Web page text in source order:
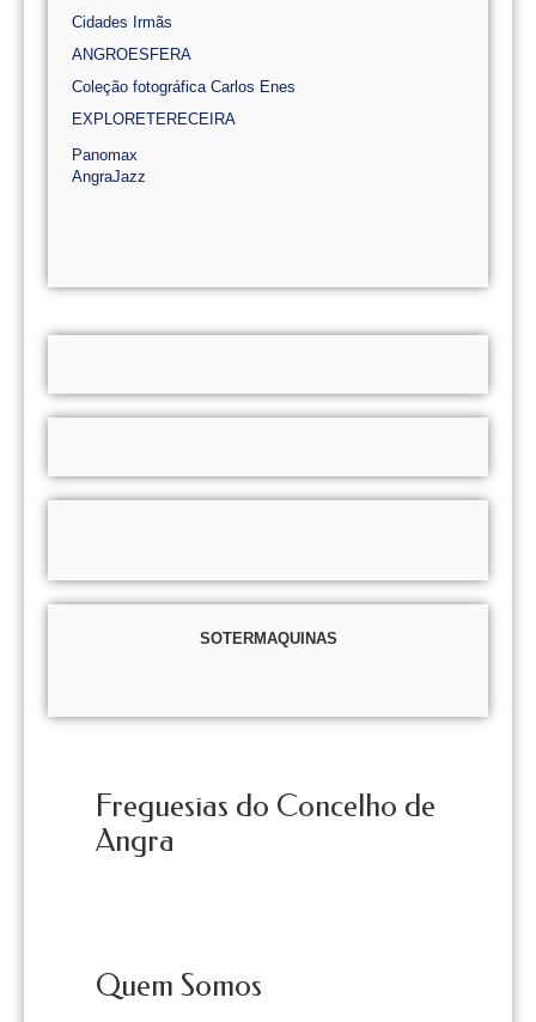
Cidades Irmãs
ANGROESFERA
Coleção fotográfica Carlos Enes
EXPLORETERECEIRA
Panomax
AngraJazz
SOTERMAQUINAS
Freguesias do Concelho de
Angra
Quem Somos